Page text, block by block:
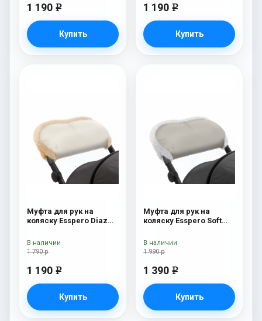
1 190 e
Купить
1 190 e
Купить
Муфта для рук на
коляску Esspero Diaz
Beige
1 790 р
1 190 e
Купить
В наличии
Муфта для рук на
коляску Esspero Soft
1 990 р
1 390 e
Купить
В наличии